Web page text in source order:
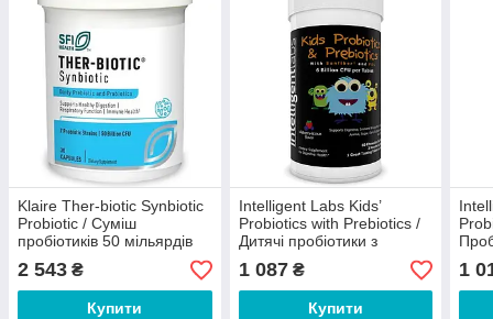
Klaire Ther-biotic Synbiotic
Probiotic / Суміш
пробіотиків 50 мільярдів
КУО 30 капсул
2 543 ₴
Купити
Intelligent Labs Kids’
Probiotics with Prebiotics /
Дитячі пробіотики з
пребіотиками 60
жувальних таблеток
1 087₴
Купити
для
1